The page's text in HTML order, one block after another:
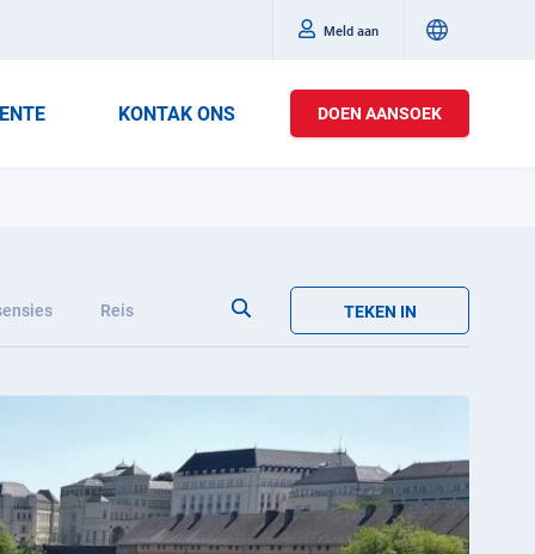
Meld aan
KONTAK ONS DOEN AANSOEK
Reis TEKEN IN